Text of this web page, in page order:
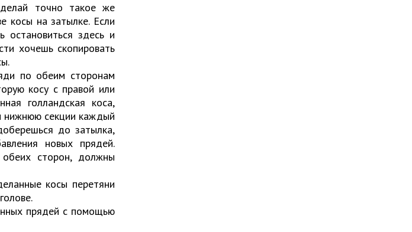
точно такое же
косы на затылке. Если
здесь и
хочешь скопировать
по обеим сторонам
косу с правой или
голландская коса,
нижнюю секции каждый
до затылка,
новых прядей.
сторон, должны
косы перетяни
прядей с помощью